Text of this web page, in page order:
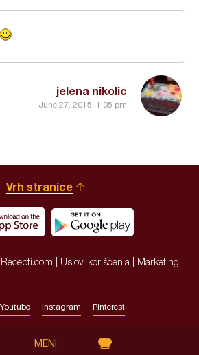
jelena nikolic
June 27, 2015, 1:05 pm
Vrh stranice
| Uslovi korišćenja Marketing
Youtube Instagram Pinterest